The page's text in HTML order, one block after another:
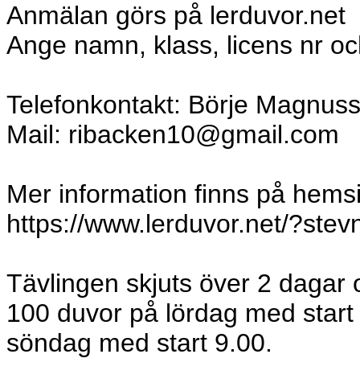
Anmälan görs på lerduvor.net
Ange namn, klass, licens nr
Telefonkontakt: Börje
Mail: ribacken10@gmail.com
Mer information finns på
https://www.lerduvor.net/
Tävlingen skjuts över 2 dagar
100 duvor på lördag med
söndag med start 9.00.